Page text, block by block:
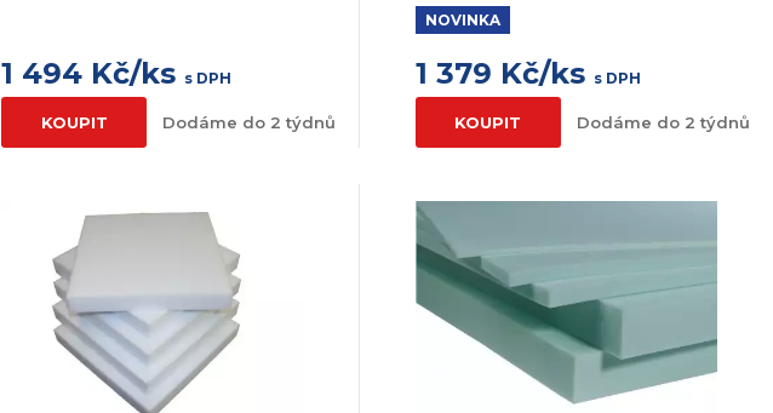
1 494 Kč/ks s DPH
KOUPIT Dodáme do 2 týdnů
NOVINKA
1 379 Kč/ks s DPH
KOUPIT Dodáme do 2 týdnů